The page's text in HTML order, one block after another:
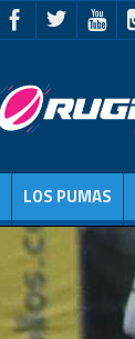
LOS PUMAS